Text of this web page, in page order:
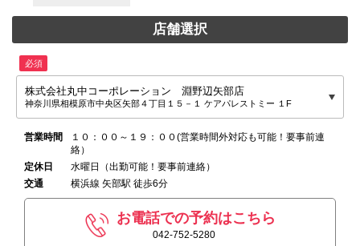
店舗選択
必須
株式会社丸中コーポレーション 淵野辺矢部店
神奈川県相模原市中央区矢部４丁目１５－１ ケアパレストミー １F
営業時間
１０：００～１９：００(営業時間外対応も可能！要事前連
絡）
定休日
水曜日（出勤可能！要事前連絡）
交通
横浜線 矢部駅 徒歩6分
お電話での予約はこちら
042-752-5280